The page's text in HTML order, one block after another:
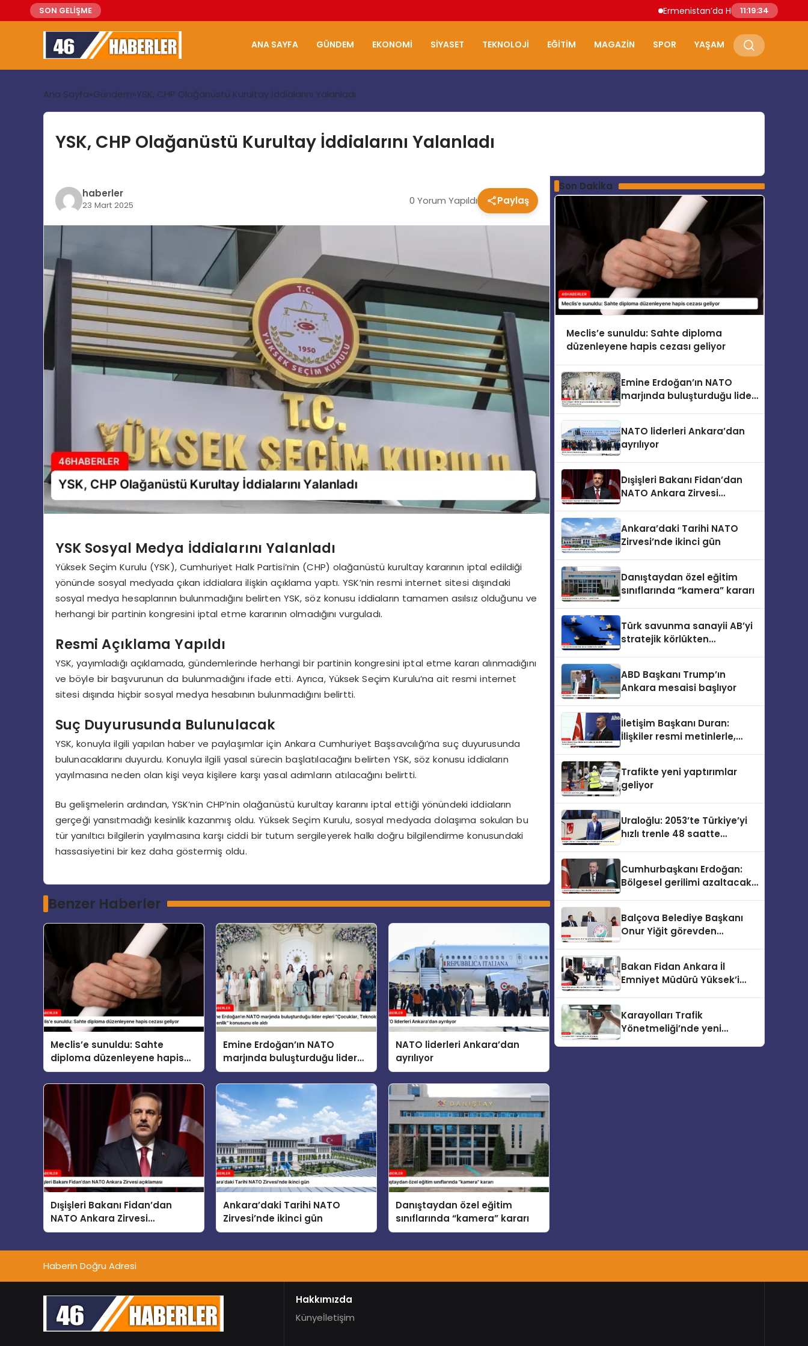
SON GELİŞME Ermenistan’da Hükümet İstifa Etti Nikol
11:19:35
ANA SAYFA GÜNDEM EKONOMI SIYASET TEKNOLOJI EĞITIM MAGAZIN SPOR YAŞAM
Ana Sayfa Gündem YSK, CHP Olağanüstü Kurultay İddialarını Yalanladı
YSK, CHP Olağanüstü Kurultay İddialarını Yalanladı
haberler
23 Mart 2025 0 Yorum Yapıldı Paylaş
YSK Sosyal Medya İddialarını Yalanladı
Yüksek Seçim Kurulu (YSK), Cumhuriyet Halk Partisi’nin (CHP) olağanüstü kurultay kararının iptal edildiği
yönünde sosyal medyada çıkan iddialara ilişkin açıklama yaptı. YSK’nin resmi internet sitesi dışındaki
sosyal medya hesaplarının bulunmadığını belirten YSK, söz konusu iddiaların tamamen asılsız olduğunu ve
herhangi bir partinin kongresini iptal etme kararının olmadığını vurguladı.
Resmi Açıklama Yapıldı
YSK, yayımladığı açıklamada, gündemlerinde herhangi bir partinin kongresini iptal etme kararı alınmadığını
ve böyle bir başvurunun da bulunmadığını ifade etti. Ayrıca, Yüksek Seçim Kurulu’na ait resmi internet
sitesi dışında hiçbir sosyal medya hesabının bulunmadığını belirtti.
Suç Duyurusunda Bulunulacak
YSK, konuyla ilgili yapılan haber ve paylaşımlar için Ankara Cumhuriyet Başsavcılığı’na suç duyurusunda
bulunacaklarını duyurdu. Konuyla ilgili yasal sürecin başlatılacağını belirten YSK, söz konusu iddiaların
yayılmasına neden olan kişi veya kişilere karşı yasal adımların atılacağını belirtti.
Bu gelişmelerin ardından, YSK’nin CHP’nin olağanüstü kurultay kararını iptal ettiği yönündeki iddiaların
gerçeği yansıtmadığı kesinlik kazanmış oldu. Yüksek Seçim Kurulu, sosyal medyada dolaşıma sokulan bu
tür yanıltıcı bilgilerin yayılmasına karşı ciddi bir tutum sergileyerek halkı doğru bilgilendirme konusundaki
hassasiyetini bir kez daha göstermiş oldu.
Benzer Haberler
Meclis’e sunuldu: Sahte
diploma düzenleyene hapis
cezası geliyor
Emine Erdoğan’ın NATO
marjında buluşturduğu lider
eşleri “Çocuklar, Teknoloji ve
Güvenlik” konusunu ele aldı
NATO liderleri Ankara’dan
ayrılıyor
Dışişleri Bakanı Fidan’dan
NATO Ankara Zirvesi
açıklaması
Ankara’daki Tarihi NATO
Zirvesi’nde ikinci gün
Danıştaydan özel eğitim
sınıflarında “kamera” kararı
Son Dakika
Meclis’e sunuldu: Sahte diploma
düzenleyene hapis cezası geliyor
Emine Erdoğan’ın NATO
marjında buluşturduğu lider
NATO liderleri Ankara’dan
ayrılıyor
Dışişleri Bakanı Fidan’dan
NATO Ankara Zirvesi
Ankara’daki Tarihi NATO
Zirvesi’nde ikinci gün
Danıştaydan özel eğitim
sınıflarında “kamera” kararı
Türk savunma sanayii AB’yi
stratejik körlükten
ABD Başkanı Trump’ın
Ankara mesaisi başlıyor
İletişim Başkanı Duran:
İlişkiler resmi metinlerle,
Trafikte yeni yaptırımlar
geliyor
Uraloğlu: 2053’te Türkiye’yi
hızlı trenle 48 saatte
Cumhurbaşkanı Erdoğan:
Bölgesel gerilimi azaltacak
Balçova Belediye Başkanı
Onur Yiğit görevden
Bakan Fidan Ankara İl
Emniyet Müdürü Yüksek’i
Karayolları Trafik
Yönetmeliği’nde yeni
Haberin Doğru Adresi
Hakkımızda
Künyeİletişim